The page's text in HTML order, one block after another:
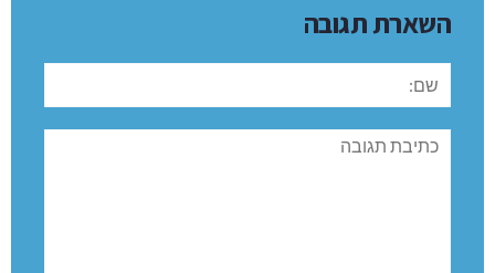
השארת תגובה
שם:
תגובה